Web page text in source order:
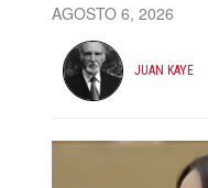
AGOSTO 6, 2026
JUAN KAYE